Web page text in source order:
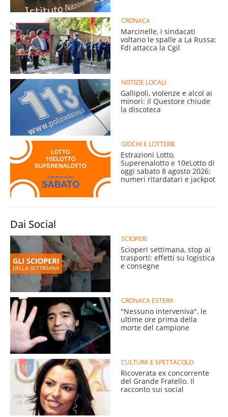
CRONACA
Marcinelle, i sindacati
voltano le spalle a La Russa:
FdI attacca la Cgil
NOTIZIE LOCALI
Gallipoli, violenze e alcol ai
minori: il Questore chiude
la discoteca
GIOCHI E LOTTERIE
Estrazioni Lotto,
Superenalotto e 10eLotto di
oggi sabato 8 agosto 2026:
numeri ritardatari e jackpot
Dai Social
SCIOPERI
Scioperi settimana, stop ai
trasporti: effetti su logistica
e consegne
CRONACA ESTERA
"Nessuno interveniva", le
ultime ore prima della
morte del campione
CULTURA E SPETTACOLO
Ricoverata ex concorrente
del Grande Fratello. Il
racconto sui social